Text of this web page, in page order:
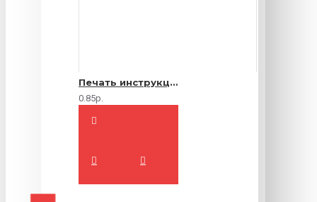
Печать инструкций по эксплуатации
0.85р.